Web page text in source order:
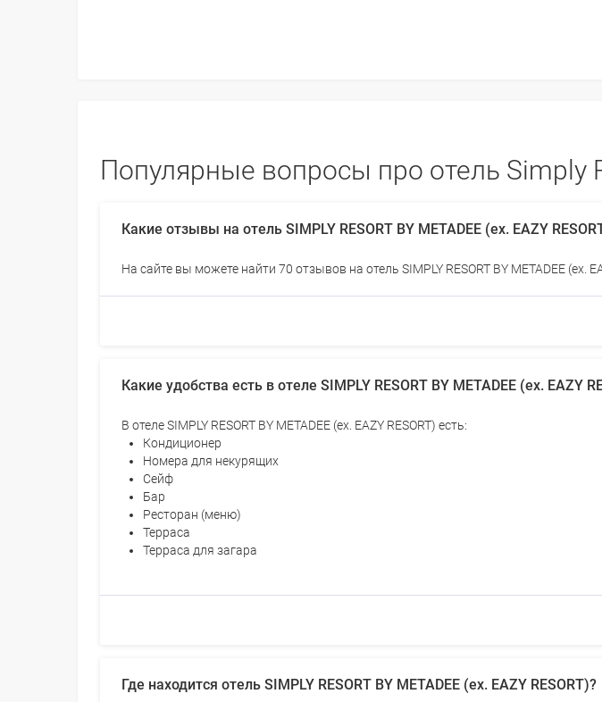
Популярные вопросы про отель Simply
Какие отзывы на отель SIMPLY RESORT BY METADEE (ex. EAZY
На сайте вы можете найти 70 отзывов на отель SIMPLY RESORT BY METADEE (ex.
Какие удобства есть в отеле SIMPLY RESORT BY METADEE (ex. EAZY
В отеле SIMPLY RESORT BY METADEE (ex. EAZY RESORT) есть:
Кондиционер
Номера для некурящих
Сейф
Бар
Ресторан (меню)
Терраса
Терраса для загара
Где находится отель SIMPLY RESORT BY METADEE (ex. EAZY RESORT)?